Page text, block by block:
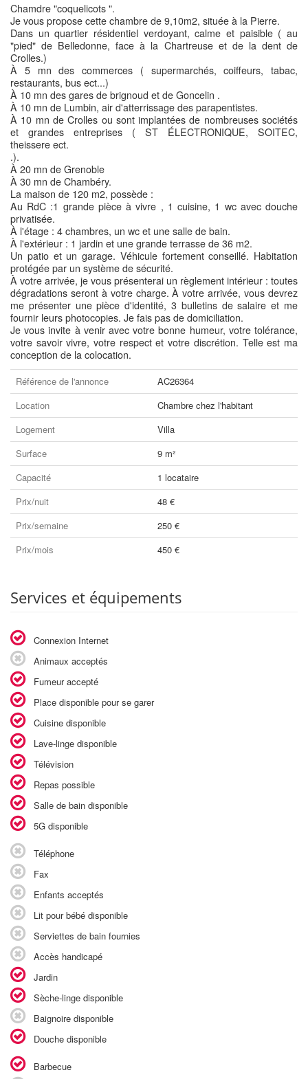
Chamdre "coquelicots ".
Je vous propose cette chambre de 9,10m2, située à la Pierre.
Dans un quartier résidentiel verdoyant, calme et paisible ( au
"pied" de Belledonne, face à la Chartreuse et de la dent de
Crolles.)
À 5 mn des commerces ( supermarchés, coiffeurs, tabac,
restaurants, bus ect...)
À 10 mn des gares de brignoud et de Goncelin .
À 10 mn de Lumbin, air d'atterrissage des parapentistes.
À 10 mn de Crolles ou sont implantées de nombreuses sociétés
et grandes entreprises ( ST ÉLECTRONIQUE, SOITEC,
theissere ect.
.).
À 20 mn de Grenoble
À 30 mn de Chambéry.
La maison de 120 m2, possède :
Au RdC :1 grande pièce à vivre , 1 cuisine, 1 wc avec douche
privatisée.
À l'étage : 4 chambres, un wc et une salle de bain.
À l'extérieur : 1 jardin et une grande terrasse de 36 m2.
Un patio et un garage. Véhicule fortement conseillé. Habitation
protégée par un système de sécurité.
À votre arrivée, je vous présenterai un règlement intérieur : toutes
dégradations seront à votre charge. À votre arrivée, vous devrez
me présenter une pièce d'identité, 3 bulletins de salaire et me
fournir leurs photocopies. Je fais pas de domiciliation.
Je vous invite à venir avec votre bonne humeur, votre tolérance,
votre savoir vivre, votre respect et votre discrétion. Telle est ma
conception de la colocation.
Référence de l'annonce
AC26364
Location
Chambre chez l'habitant
Logement
Villa
Surface
9 m²
Capacité
1 locataire
Prix/nuit
48 €
Prix/semaine
250 €
Prix/mois
450 €
Services et équipements
Connexion Internet
Animaux acceptés
Fumeur accepté
Place disponible pour se garer
Cuisine disponible
Lave-linge disponible
Télévision
Repas possible
Salle de bain disponible
5G disponible
Téléphone
Fax
Enfants acceptés
Lit pour bébé disponible
Serviettes de bain fournies
Accès handicapé
Jardin
Sèche-linge disponible
Baignoire disponible
Douche disponible
Barbecue